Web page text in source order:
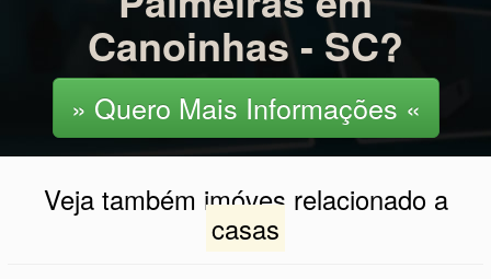
Veja também imóves relacionado a
casas
Casa no Bairro - Campo Da Ãgua
Verde em Canoinhas - SC